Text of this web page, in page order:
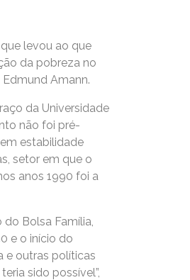
levou ao que
da pobreza no
Amann.
da Universidade
não foi pré-
estabilidade
setor em que o
anos 1990 foi a
Bolsa Família,
e o início do
e outras políticas
sido possível”,